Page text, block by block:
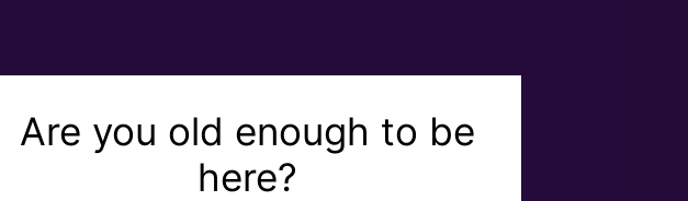
Are you old enough to be
here?